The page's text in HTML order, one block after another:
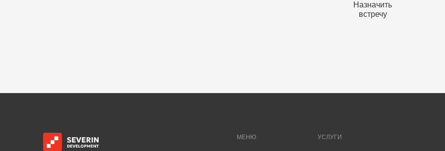
Назначить
встречу
МЕНЮ УСЛУГИ